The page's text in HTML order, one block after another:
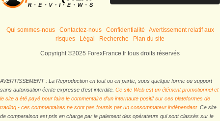
Qui sommes-nous Contactez-nous Confidentialité
Avertissement relatif aux
risques
Légal Recherche Plan du site
Copyright ©2025 ForexFrance.fr tous droits réservés
AVERTISSEMENT : La Reproduction en tout ou en partie, sous quelque forme ou support
sans autorisation écrite expresse d’est interdite. Ce site Web est un élément promotionnel et
le site a été payé pour faire le commentaire d’un internaute positif sur ces plateformes de
trading - ces commentaires ne sont pas fournis par un consommateur indépendant. Ce site
de comparaison est pris en charge par le paiement des opérateurs qui sont classés sur le